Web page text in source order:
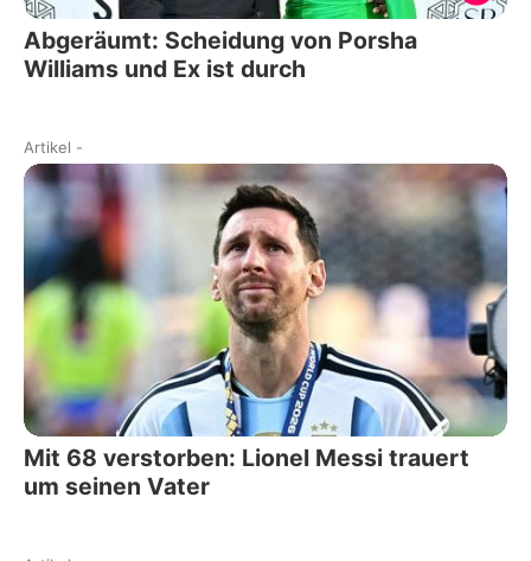
Abgeräumt: Scheidung von Porsha
Williams und Ex ist durch
Artikel -
Mit 68 verstorben: Lionel Messi trauert
um seinen Vater